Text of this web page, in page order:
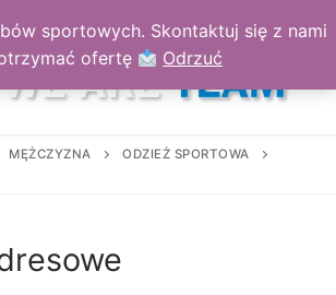
sportowych. Skontaktuj się z nami
ofertę
Odrzuć
MĘŻCZYZNA
ODZIEŻ SPORTOWA